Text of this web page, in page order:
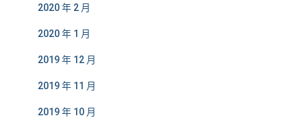
2020 年 2 月
2020 年 1 月
2019 年 12 月
2019 年 11 月
2019 年 10 月